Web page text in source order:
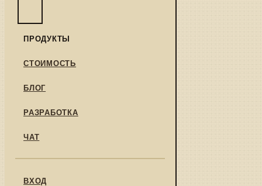
ПРОДУКТЫ
СТОИМОСТЬ
БЛОГ
РАЗРАБОТКА
ЧАТ
ВХОД